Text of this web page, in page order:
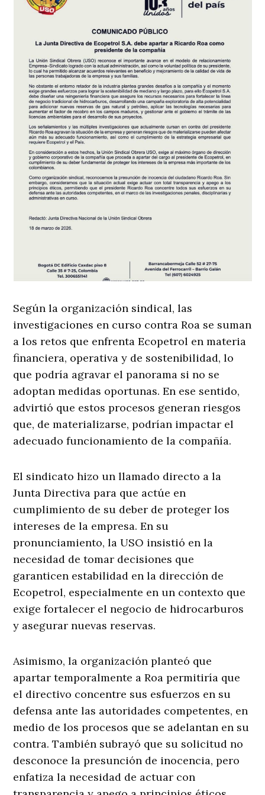
Según la organización sindical, las
investigaciones en curso contra Roa se suman
a los retos que enfrenta Ecopetrol en materia
financiera, operativa y de sostenibilidad, lo
que podría agravar el panorama si no se
adoptan medidas oportunas. En ese sentido,
advirtió que estos procesos generan riesgos
que, de materializarse, podrían impactar el
adecuado funcionamiento de la compañía.
El sindicato hizo un llamado directo a la
Junta Directiva para que actúe en
cumplimiento de su deber de proteger los
intereses de la empresa. En su
pronunciamiento, la USO insistió en la
necesidad de tomar decisiones que
garanticen estabilidad en la dirección de
Ecopetrol, especialmente en un contexto que
exige fortalecer el negocio de hidrocarburos
y asegurar nuevas reservas.
Asimismo, la organización planteó que
apartar temporalmente a Roa permitiría que
el directivo concentre sus esfuerzos en su
defensa ante las autoridades competentes, en
medio de los procesos que se adelantan en su
contra. También subrayó que su solicitud no
desconoce la presunción de inocencia, pero
enfatiza la necesidad de actuar con